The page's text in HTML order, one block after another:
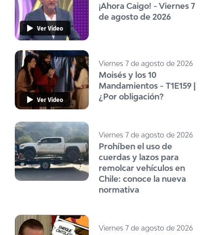
Ver Video
¡Ahora Caigo! - Viernes 7
de agosto de 2026
Ver Video
Viernes 7 de agosto de 2026
Moisés y los 10
Mandamientos - T1E159 |
¿Por obligación?
Viernes 7 de agosto de 2026
Prohíben el uso de
cuerdas y lazos para
remolcar vehículos en
Chile: conoce la nueva
normativa
Viernes 7 de agosto de 2026